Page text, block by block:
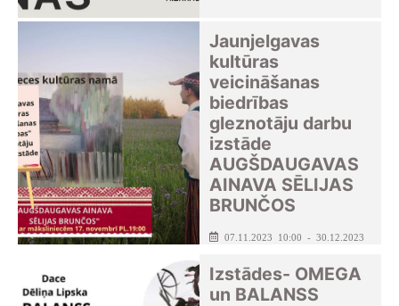
Jaunjelgavas
kultūras
veicināšanas
biedrības
gleznotāju darbu
izstāde
AUGŠDAUGAVAS
AINAVA SĒLIJAS
BRUNČOS
07.11.2023 10:00 - 30.12.2023
Seces pagasta kultūras nams
Izstādes- OMEGA
un BALANSS